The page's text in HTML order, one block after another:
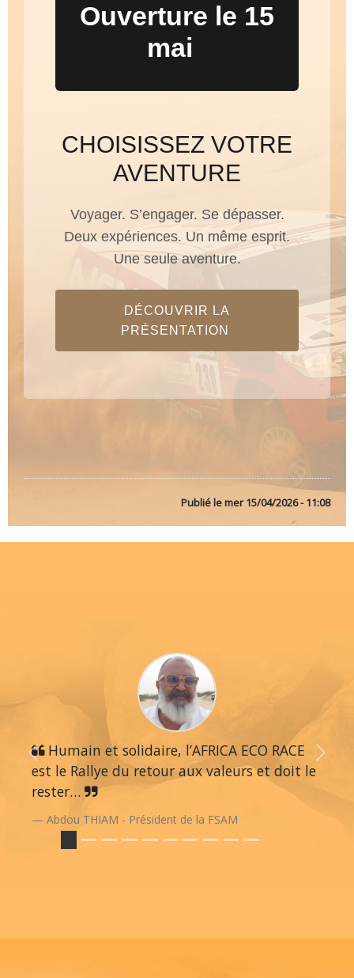
Ouverture le 15
mai
CHOISISSEZ VOTRE
AVENTURE
Voyager. S’engager. Se dépasser.
Deux expériences. Un même esprit.
Une seule aventure.
DÉCOUVRIR LA
PRÉSENTATION
Publié lemer 15/04/2026 - 11:08
Humain et solidaire, l’AFRICA ECO RACE
est le Rallye du retour aux valeurs et doit le
rester…
Abdou THIAM - Président de la FSAM
Previous Next